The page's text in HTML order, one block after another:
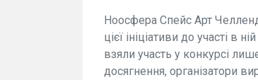
Ноосфера Спейс Арт
цієї ініціативи до участі в
взяли участь у конкурсі
досягнення, організатори